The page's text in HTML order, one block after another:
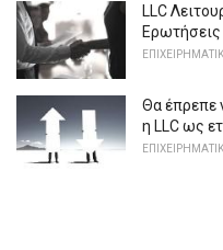
LLC
Ερωτήσεις
Θα έπρεπε
η LLC ως